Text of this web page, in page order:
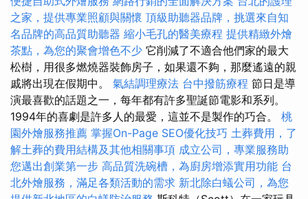
之家，提供專業照顧與關懷 頂級助聽器品牌，挑選來自知
名品牌的高品質助聽器 縮小毛孔的醫美療程 提供精緻外燴
茶點，為您的聚會增色不少 它削減了不適合他們家的最大
松樹，用很多燃燒器裝飾房子，如果還不夠，那麼遙遠的親
戚將出現在假期中。 氣結調理療法 台中撥筋療程 節日是導
演最喜歡的話題之一，每年都有許多聖誕節電影和系列。
1994年的喜劇是許多人的最愛，這並不是製作的巧合。 桃
園外燴服務推薦 掌握On-Page SEO優化技巧 土葬費用，了
解土葬的費用結構及其他相關事項 成立公司，專業服務助
您邁出創業第一步 高品質洗碗槽，為廚房增添實用功能 台
北外燴服務，滿足各類活動的需求 新北除白蟻公司，為您